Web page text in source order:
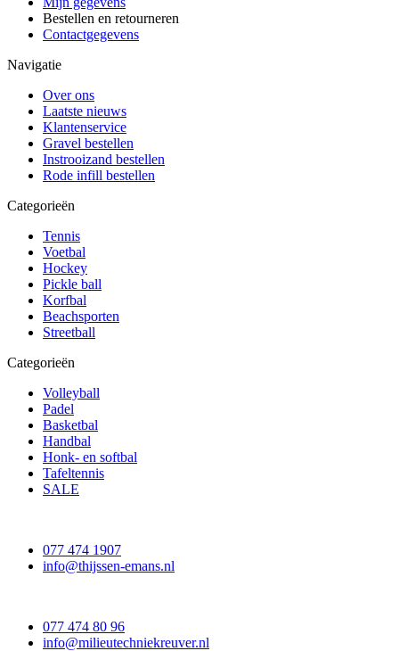
Bestellen en retourneren
Contactgegevens
Navigatie
Over ons
Laatste nieuws
Klantenservice
Gravel bestellen
Instrooizand bestellen
Rode infill bestellen
Categorieën
Tennis
Voetbal
Hockey
Pickle ball
Korfbal
Beachsporten
Streetball
Categorieën
Volleyball
Padel
Basketbal
Handbal
Honk- en softbal
Tafeltennis
SALE
077 474 1907
info@thijssen-emans.nl
077 474 80 96
info@milieutechniekreuver.nl